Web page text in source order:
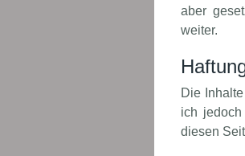
aber
weiter.
Die
ich
diesen